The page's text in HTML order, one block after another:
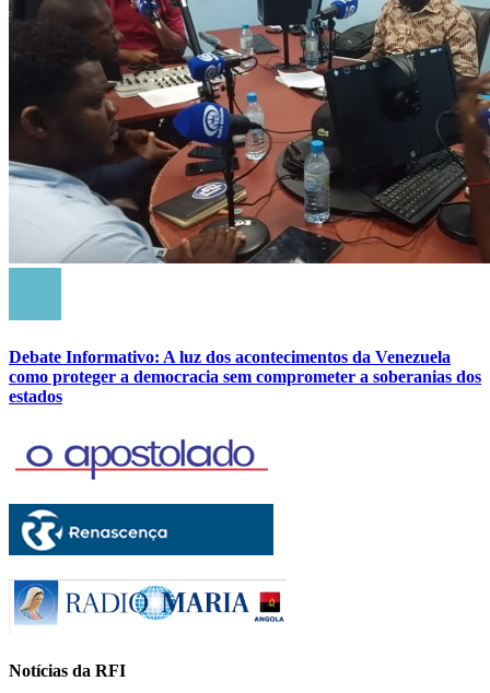
Debate Informativo: A luz dos acontecimentos da Venezuela
como proteger a democracia sem comprometer a soberanias dos
estados
Notícias da RFI